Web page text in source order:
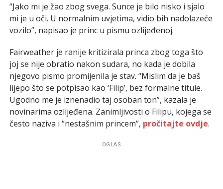
“Jako mi je žao zbog svega. Sunce je bilo nisko i sjalo
mi je u oči. U normalnim uvjetima, vidio bih nadolazeće
vozilo”, napisao je princ u pismu ozlijeđenoj.
Fairweather je ranije kritizirala princa zbog toga što
joj se nije obratio nakon sudara, no kada je dobila
njegovo pismo promijenila je stav. “Mislim da je baš
lijepo što se potpisao kao ‘Filip’, bez formalne titule.
Ugodno me je iznenadio taj osoban ton”, kazala je
novinarima ozlijeđena. Zanimljivosti o Filipu, kojega se
često naziva i “nestašnim princem”, pročitajte ovdje.
OGLAS